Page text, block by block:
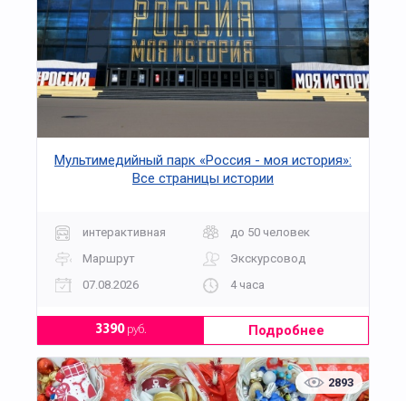
Мультимедийный парк «Россия - моя история»:
Все страницы истории
интерактивная
до 50 человек
Маршрут
Экскурсовод
07.08.2026
4 часа
3390руб. Подробнее
2893